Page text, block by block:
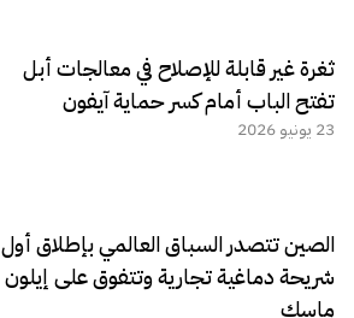
ثغرة غير قابلة للإصلاح في معالجات أبل
تفتح الباب أمام كسر حماية آيفون
23 يونيو 2026
الصين تتصدر السباق العالمي بإطلاق أول
شريحة دماغية تجارية وتتفوق على إيلون
ماسك